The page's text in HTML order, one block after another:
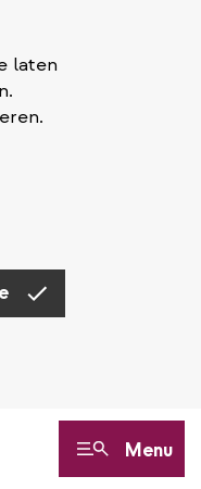
laten
Menu